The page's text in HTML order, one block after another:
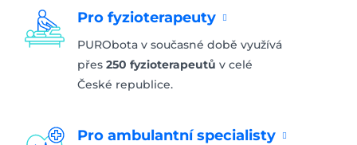
Pro fyzioterapeuty
PURObota v současné době využívá
přes 250 fyzioterapeutů v celé
České republice.
Pro ambulantní specialisty